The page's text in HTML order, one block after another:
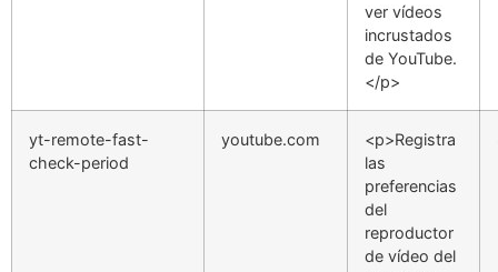
ver vídeos
incrustados
de YouTube.
</p>
yt-remote-fast-
check-period
youtube.com
<p>Registra
las
preferencias
del
reproductor
de vídeo del